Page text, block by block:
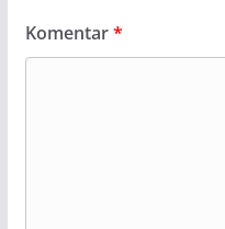
Komentar*